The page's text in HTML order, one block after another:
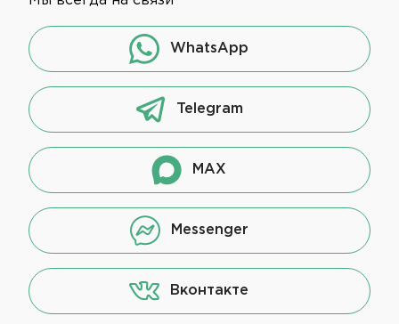
WhatsApp
Telegram
MAX
Messenger
Вконтакте